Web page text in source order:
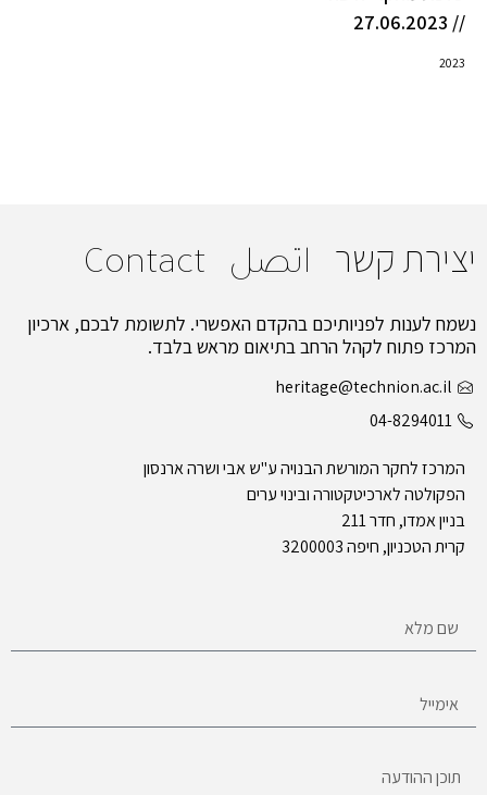
// 27.06.2023
2023
יצירת קשר اتصل Contact
נשמח לענות לפניותיכם בהקדם האפשרי. לתשומת לבכם, ארכיון
המרכז פתוח לקהל הרחב בתיאום מראש בלבד.
heritage@technion.ac.il
04-8294011
המרכז לחקר המורשת הבנויה ע"ש אבי ושרה ארנסון
הפקולטה לארכיטקטורה ובינוי ערים
בניין אמדו, חדר 211
קרית הטכניון, חיפה 3200003